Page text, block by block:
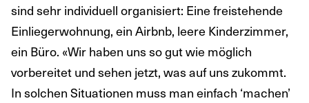
sind sehr individuell organisiert: Eine freistehende
Einliegerwohnung, ein Airbnb, leere Kinderzimmer,
ein Büro. «Wir haben uns so gut wie möglich
vorbereitet und sehen jetzt, was auf uns zukommt.
In solchen Situationen muss man einfach ‘machen’